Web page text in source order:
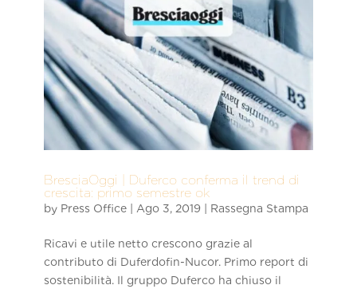
BresciaOggi | Duferco conferma il trend di
crescita: primo semestre ok
by Press Office| Ago 3, 2019| Rassegna Stampa
Ricavi e utile netto crescono grazie al
contributo di Duferdofin-Nucor. Primo report di
sostenibilità. Il gruppo Duferco ha chiuso il